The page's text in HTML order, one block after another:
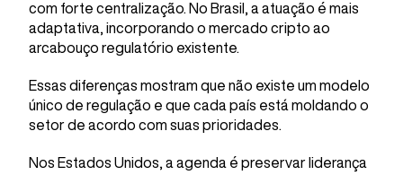
com forte centralização. No Brasil, a atuação é mais
adaptativa, incorporando o mercado cripto ao
arcabouço regulatório existente.
Essas diferenças mostram que não existe um modelo
único de regulação e que cada país está moldando o
setor de acordo com suas prioridades.
Nos Estados Unidos, a agenda é preservar liderança